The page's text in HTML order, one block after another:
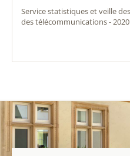
service statistiques et veille des marchés: rapport statistique
des télécommunications - 2020